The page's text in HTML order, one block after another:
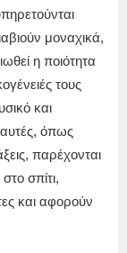
μοναχικά,
η ποιότητα
τους
και
αυτές, όπως
παρέχονται
σπίτι,
και αφορούν